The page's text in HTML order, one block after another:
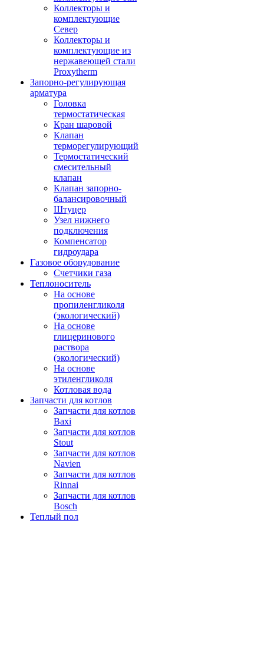
Коллекторы и
комплектующие
Север
Коллекторы и
комплектующие из
нержавеющей стали
Proxytherm
Запорно-регулирующая
арматура
Головка
термостатическая
Кран шаровой
Клапан
терморегулирующий
Термостатический
смесительный
клапан
Клапан запорно-
балансировочный
Штуцер
Узел нижнего
подключения
Компенсатор
гидроудара
Газовое оборудование
Счетчики газа
Теплоноситель
На основе
пропиленгликоля
(экологический)
На основе
глицеринового
раствора
(экологический)
На основе
этиленгликоля
Котловая вода
Запчасти для котлов
Запчасти для котлов
Baxi
Запчасти для котлов
Stout
Запчасти для котлов
Navien
Запчасти для котлов
Rinnai
Запчасти для котлов
Bosch
Теплый пол